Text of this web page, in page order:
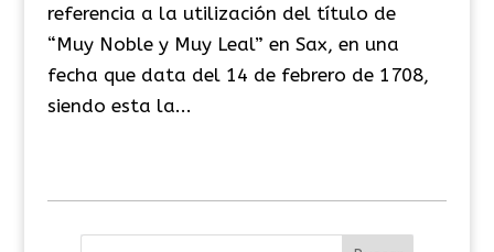
referencia a la utilización del título de
“Muy Noble y Muy Leal” en Sax, en una
fecha que data del 14 de febrero de 1708,
siendo esta la...